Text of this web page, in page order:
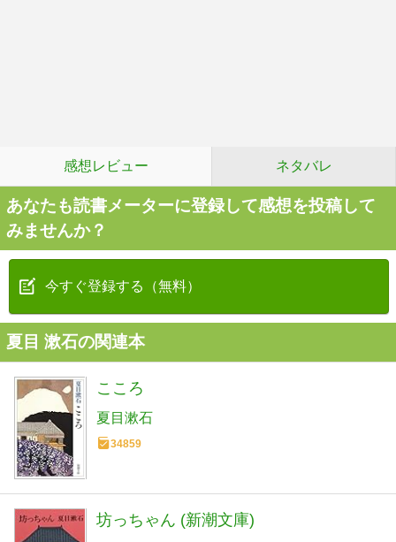
感想レビュー ネタバレ
あなたも読書メーターに登録して感想を投稿して
みませんか？
今すぐ登録する（無料）
夏目 漱石の関連本
こころ
夏目漱石
34859
坊っちゃん (新潮文庫)